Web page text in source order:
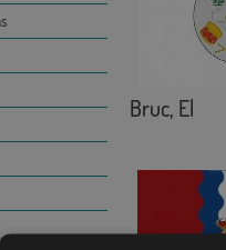
Bruc, El